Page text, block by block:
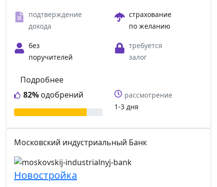
подтверждение
дохода
страхование
по желанию
без
поручителей
требуется
залог
82% одобрений
Подробнее
рассмотрение
1-3 дня
Московский индустриальный Банк
Новостройка